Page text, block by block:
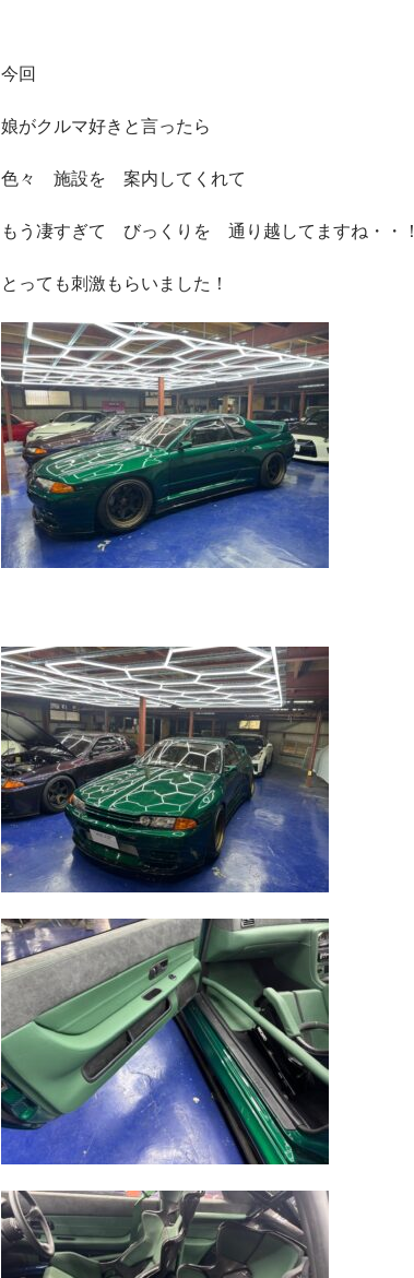
今回
娘がクルマ好きと言ったら
色々 施設を 案内してくれて
もう凄すぎて びっくりを 通り越してますね・・！
とっても刺激もらいました！